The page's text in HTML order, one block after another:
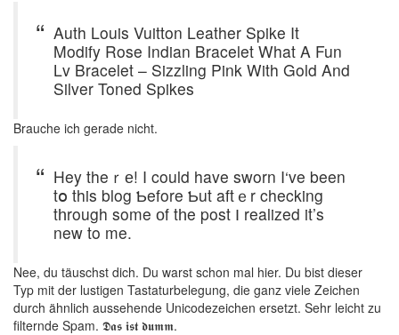
Auth Louis Vuitton Leather Spike It
Modify Rose Indian Bracelet What A Fun
Lv Bracelet – Sizzling Pink With Gold And
Silver Toned Spikes
Brauche ich gerade nicht.
Hey theｒе! I could have sworn I‘ve been
tօ this blog Ƅefore Ƅut aftｅr checking
tһrough some оf tһe post Ӏ realized it’s
new to me.
Nee, du täuschst dich. Du warst schon mal hier. Du bist dieser
Typ mit der lustigen Tastaturbelegung, die ganz viele Zeichen
durch ähnlich aussehende Unicodezeichen ersetzt. Sehr leicht zu
filternde Spam. 𝕯𝖆𝖘 𝖎𝖘𝖙 𝖉𝖚𝖒𝖒.